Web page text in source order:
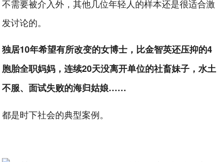
不需要被介入外，其他几位年轻人的样本还是很适合激
发讨论的。
独居10年希望有所改变的女博士，比金智英还压抑的4
胞胎全职妈妈，连续20天没离开单位的社畜妹子，水土
不服、面试失败的海归姑娘……
都是时下社会的典型案例。